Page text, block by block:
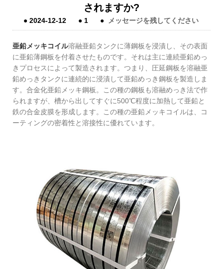
されますか?
●2024-12-12 ●1 ● メッセージを残してください
亜鉛メッキコイル溶融亜鉛タンクに薄鋼板を浸漬し、その表面
に亜鉛薄鋼板を付着させたものです。それは主に連続亜鉛めっ
きプロセスによって製造されます。つまり、圧延鋼板を溶融亜
鉛めっきタンクに連続的に浸漬して亜鉛めっき鋼板を製造しま
す。合金化亜鉛メッキ鋼板。この種の鋼板も溶融めっき法で作
られますが、槽から出してすぐに500℃程度に加熱して亜鉛と
鉄の合金皮膜を形成します。この種の亜鉛メッキコイルは、コ
ーティングの密着性と溶接性に優れています。